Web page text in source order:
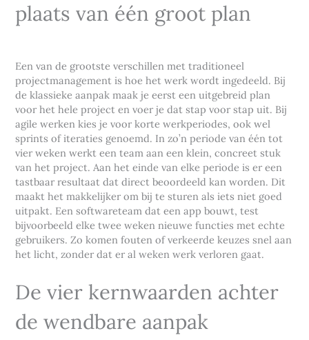
plaats van één groot plan
Een van de grootste verschillen met traditioneel
projectmanagement is hoe het werk wordt ingedeeld. Bij
de klassieke aanpak maak je eerst een uitgebreid plan
voor het hele project en voer je dat stap voor stap uit. Bij
agile werken kies je voor korte werkperiodes, ook wel
sprints of iteraties genoemd. In zo’n periode van één tot
vier weken werkt een team aan een klein, concreet stuk
van het project. Aan het einde van elke periode is er een
tastbaar resultaat dat direct beoordeeld kan worden. Dit
maakt het makkelijker om bij te sturen als iets niet goed
uitpakt. Een softwareteam dat een app bouwt, test
bijvoorbeeld elke twee weken nieuwe functies met echte
gebruikers. Zo komen fouten of verkeerde keuzes snel aan
het licht, zonder dat er al weken werk verloren gaat.
De vier kernwaarden achter
de wendbare aanpak